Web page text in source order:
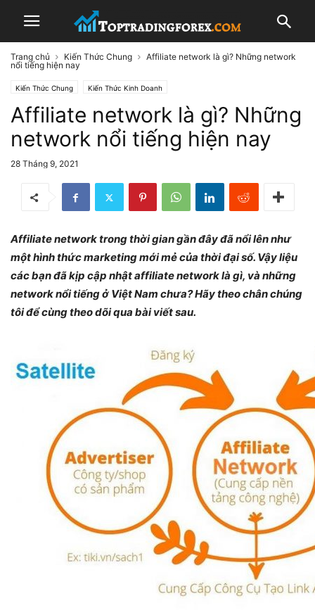
Trang chủ Kiến Thức Chung
Affiliate network là gì? Những network
nổi tiếng hiện nay
Kiến Thức Chung Kiến Thức Kinh Doanh
Affiliate network là gì? Những
network nổi tiếng hiện nay
28 Tháng 9, 2021
Affiliate network trong thời gian gần đây đã nổi lên như
một hình thức marketing mới mẻ của thời đại số. Vậy liệu
các bạn đã kịp cập nhật affiliate network là gì, và những
network nổi tiếng ở Việt Nam chưa? Hãy theo chân chúng
tôi để cùng theo dõi qua bài viết sau.